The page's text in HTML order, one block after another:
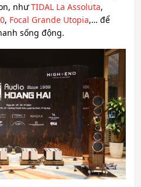
nhưTIDAL La Assoluta,
, Focal Grande Utopia,… để
sống động.